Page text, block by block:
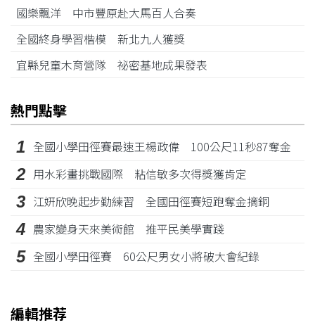
國樂飄洋 中市豐原赴大馬百人合奏
全國終身學習楷模 新北九人獲獎
宜縣兒童木育營隊 祕密基地成果發表
熱門點擊
1 全國小學田徑賽最速王楊政偉 100公尺11秒87奪金
2 用水彩畫挑戰國際 粘信敏多次得獎獲肯定
3 江姸欣晚起步勤練習 全國田徑賽短跑奪金摘銅
4 農家變身天來美術館 推平民美學實踐
5 全國小學田徑賽 60公尺男女小將破大會紀錄
編輯推荐